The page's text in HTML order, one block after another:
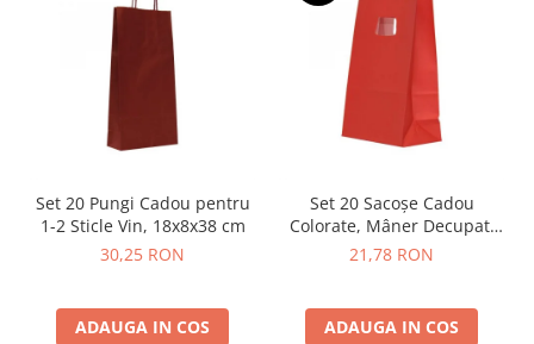
Set 20 Pungi Cadou pentru
1-2 Sticle Vin, 18x8x38 cm
30,25 RON
ADAUGA IN COS
Set 20 Sacoșe Cadou
Colorate, Mâner Decupat,
Mix Culori
21,78 RON
ADAUGA IN COS